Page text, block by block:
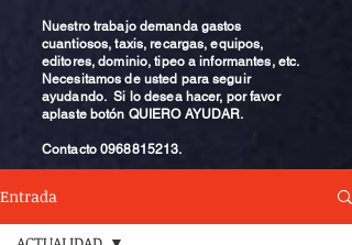
Nuestro trabajo demanda gastos
cuantiosos, taxis, recargas, equipos,
editores, dominio, tipeo a informantes, etc.
Necesitamos de usted para seguir
ayudando. Si lo desea hacer, por favor
aplaste botón QUIERO AYUDAR.
Contacto0968815213.
Entrada